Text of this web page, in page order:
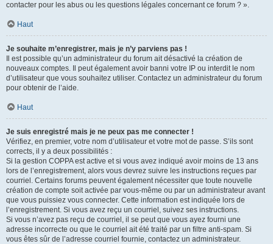
contacter pour les abus ou les questions légales concernant ce forum ? ».
Haut
Je souhaite m’enregistrer, mais je n’y parviens pas !
Il est possible qu’un administrateur du forum ait désactivé la création de
nouveaux comptes. Il peut également avoir banni votre IP ou interdit le nom
d’utilisateur que vous souhaitez utiliser. Contactez un administrateur du forum
pour obtenir de l’aide.
Haut
Je suis enregistré mais je ne peux pas me connecter !
Vérifiez, en premier, votre nom d’utilisateur et votre mot de passe. S’ils sont
corrects, il y a deux possibilités :
Si la gestion COPPA est active et si vous avez indiqué avoir moins de 13 ans
lors de l’enregistrement, alors vous devrez suivre les instructions reçues par
courriel. Certains forums peuvent également nécessiter que toute nouvelle
création de compte soit activée par vous-même ou par un administrateur avant
que vous puissiez vous connecter. Cette information est indiquée lors de
l’enregistrement. Si vous avez reçu un courriel, suivez ses instructions.
Si vous n’avez pas reçu de courriel, il se peut que vous ayez fourni une
adresse incorrecte ou que le courriel ait été traité par un filtre anti-spam. Si
vous êtes sûr de l’adresse courriel fournie, contactez un administrateur.